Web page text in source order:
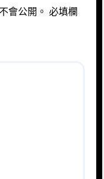
會公開。 必填欄